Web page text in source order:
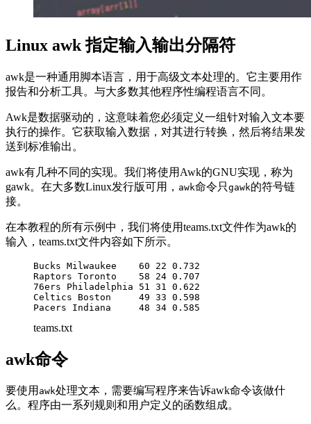
Linux awk 指定输入输出分隔符
awk是一种通用脚本语言，用于高级文本处理的。它主要用作
报告和分析工具。与大多数其他程序性编程语言不同。
Awk是数据驱动的，这意味着您必须定义一组针对输入文本要
执行的操作。它获取输入数据，对其进行转换，然后将结果发
送到标准输出。
awk有几种不同的实现。我们将使用Awk的GNU实现，称为
gawk。在大多数Linux发行版可用， awk命令只 gawk的符号链
接。
在本教程的所有示例中，我们将使用teams.txt文件作为awk的
输入，teams.txt文件内容如下所示。
Bucks Milwaukee    60 22 0.732
Raptors Toronto    58 24 0.707
76ers Philadelphia 51 31 0.622
Celtics Boston     49 33 0.598
teams.txt
awk命令
要使用 awk处理文本，需要编写程序来告诉awk命令该做什
么。程序由一系列规则和用户定义的函数组成。